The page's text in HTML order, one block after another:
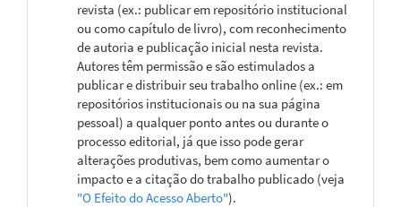
revista (ex.: publicar em repositório institucional
ou como capítulo de livro), com reconhecimento
de autoria e publicação inicial nesta revista.
Autores têm permissão e são estimulados a
publicar e distribuir seu trabalho online (ex.: em
repositórios institucionais ou na sua página
pessoal) a qualquer ponto antes ou durante o
processo editorial, já que isso pode gerar
alterações produtivas, bem como aumentar o
impacto e a citação do trabalho publicado (veja
"O Efeito do Acesso Aberto").